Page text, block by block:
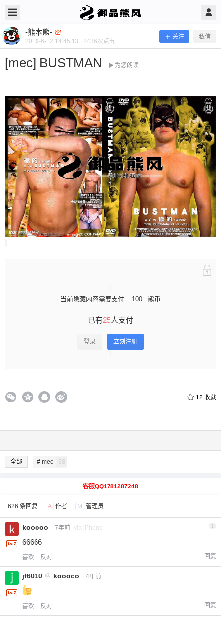
-熊本熊-
2019-6-12 14:45:13 2436次点击
关注 私信
[mec] BUSTMAN 为您朗读
当前隐藏内容需要支付 100 熊币
已有25人支付
登录 立刻注册
12 收藏
全部 # mec 38
-熊本熊- @ 御品熊风 2019/6/12
[mec] BUSTMAN
当前隐藏内容需要支付100熊币 已有25人支付 登录
立刻注册 0 收藏
扫描二维码继续阅读
客服QQ1781287248
626 条回复 A 作者 M 管理员
kooooo 7年前 via iPhone 1
66666
喜欢 反对 回复
jf6010 @ kooooo 4年前
喜欢 反对 回复